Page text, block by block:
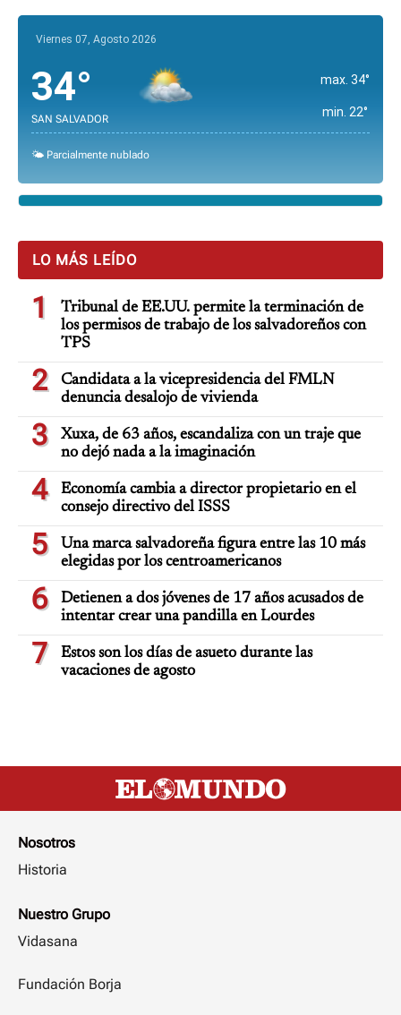
Viernes 07, Agosto 2026
34°
SAN SALVADOR
max. 34°
min. 22°
🌤️ Parcialmente nublado
LO MÁS LEÍDO
1
Tribunal de EE.UU. permite la terminación de
los permisos de trabajo de los salvadoreños con
TPS
2
Candidata a la vicepresidencia del FMLN
denuncia desalojo de vivienda
3
Xuxa, de 63 años, escandaliza con un traje que
no dejó nada a la imaginación
4
Economía cambia a director propietario en el
consejo directivo del ISSS
5
Una marca salvadoreña figura entre las 10 más
elegidas por los centroamericanos
6
Detienen a dos jóvenes de 17 años acusados de
intentar crear una pandilla en Lourdes
7
Estos son los días de asueto durante las
vacaciones de agosto
Nosotros
Historia
Nuestro Grupo
Vidasana
Fundación Borja